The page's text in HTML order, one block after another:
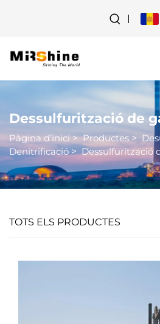
Dessulfurització de
Pàgina d’inici>Productes >
Denitrificació >Dessulfurització
TOTS ELS PRODUCTES